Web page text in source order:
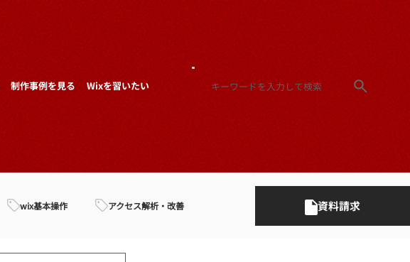
制作事例を見る Wixを習いたい
wix基本操作 アクセス解析・改善 資料請求